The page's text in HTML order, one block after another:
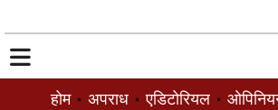
होम अपराध एडिटोरियल